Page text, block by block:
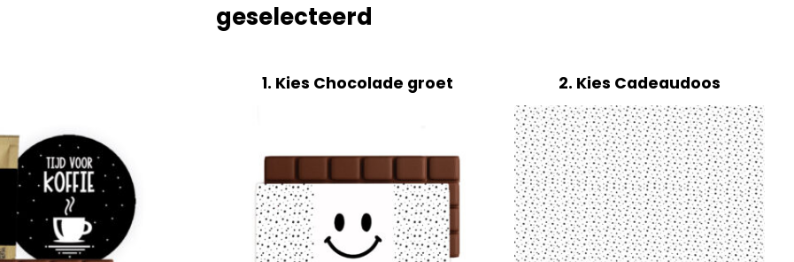
geselecteerd
1 Kies Chocolade groet 2 Kies Cadeaudoos